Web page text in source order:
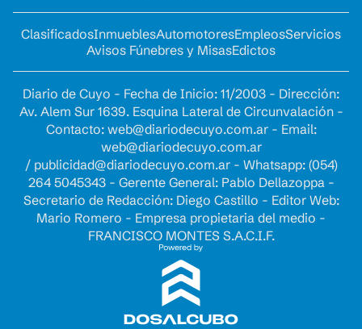
ClasificadosInmueblesAutomotoresEmpleosServicios
Avisos Fúnebres y MisasEdictos
Diario de Cuyo - Fecha de Inicio: 11/2003 - Dirección:
Av. Alem Sur 1639. Esquina Lateral de Circunvalación -
Contacto: web@diariodecuyo.com.ar- Email:
web@diariodecuyo.com.ar
/ publicidad@diariodecuyo.com.ar- Whatsapp: (054)
264 5045343 - Gerente General: Pablo Dellazoppa -
Secretario de Redacción: Diego Castillo - Editor Web:
Mario Romero - Empresa propietaria del medio -
FRANCISCO MONTES S.A.C.I.F.